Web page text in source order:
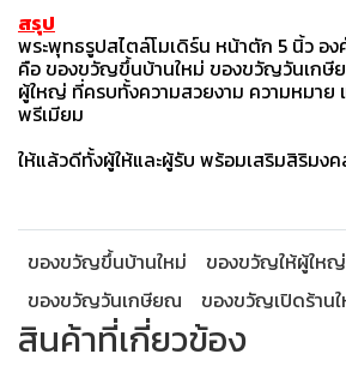
สรุป
พระพุทธรูปสไตล์โมเดิร์น หน้าตัก 5 นิ้ว อ
คือ ของขวัญขึ้นบ้านใหม่ ของขวัญวันเกษี
ผู้ใหญ่ ที่ครบทั้งความสวยงาม ความหมา
พรีเมียม
ให้แล้วดีทั้งผู้ให้และผู้รับ พร้อมเสริมสิริมง
ของขวัญขึ้นบ้านใหม่
ของขวัญให้ผู้ใหญ่
ของขวัญวันเกษียณ
ของขวัญเปิดร้าน
สินค้าที่เกี่ยวข้อง